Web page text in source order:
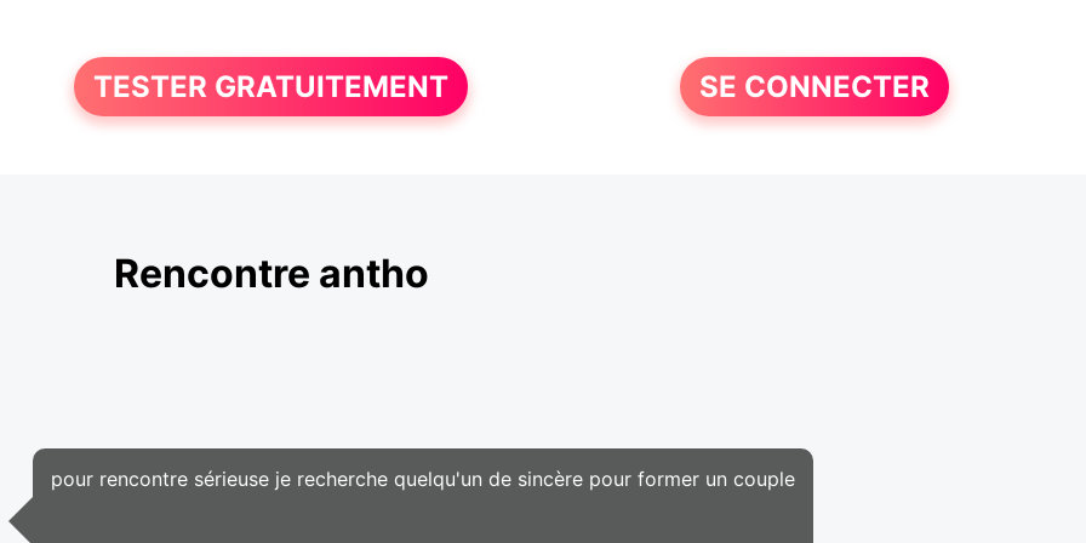
TESTER GRATUITEMENT SE CONNECTER
Rencontre antho
pour rencontre sérieuse je recherche quelqu'un de sincère pour former un couple